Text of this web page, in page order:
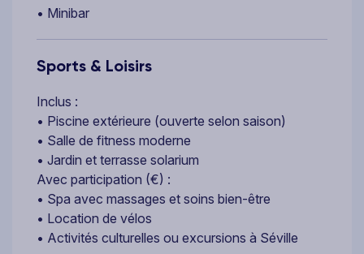
• Minibar
Sports & Loisirs
Inclus :
• Piscine extérieure (ouverte selon saison)
• Salle de fitness moderne
• Jardin et terrasse solarium
Avec participation (€) :
• Spa avec massages et soins bien-être
• Location de vélos
• Activités culturelles ou excursions à Séville